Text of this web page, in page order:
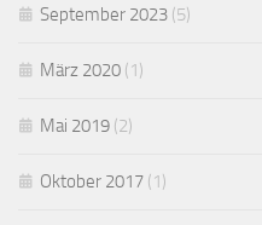
September 2023 (5)
März 2020 (1)
Mai 2019 (2)
Oktober 2017 (1)